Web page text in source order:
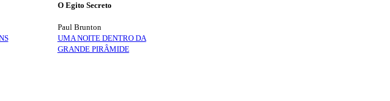
O Egito Secreto
Paul Brunton
UMA NOITE DENTRO DA
GRANDE PIRÂMIDE